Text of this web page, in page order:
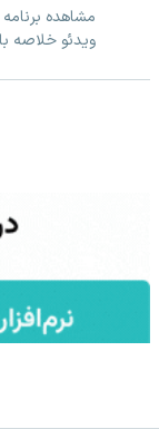
مشاهده
ویدئو خلاصه